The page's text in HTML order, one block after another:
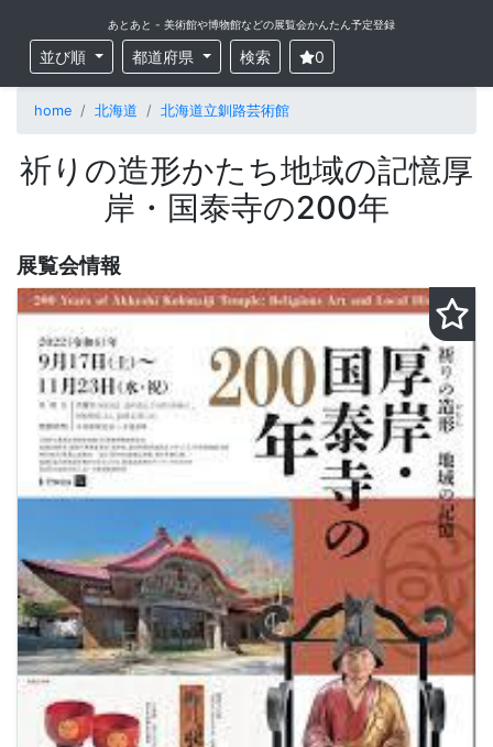
あとあと - 美術館や博物館などの展覧会かんたん予定登録
並び順 都道府県 検索 0
home 北海道 北海道立釧路芸術館
祈りの造形かたち地域の記憶厚
岸・国泰寺の200年
展覧会情報